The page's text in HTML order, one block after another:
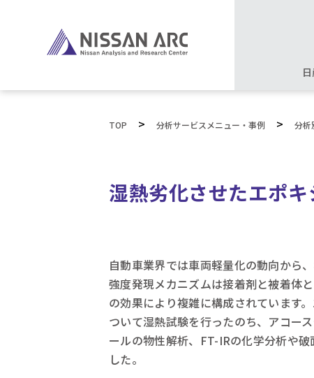
TOP > 分析サービスメニュー・事例 > 分析
湿熱劣化させたエポ
自動車業界では車両軽量化の動向から
強度発現メカニズムは接着剤と被着体
の効果により複雑に構成されています
ついて湿熱試験を行ったのち、アコー
ールの物性解析、FT-IRの化学分析や
した。